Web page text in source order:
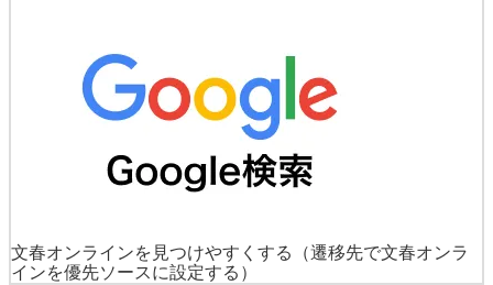
文春オンラインを見つけやすくする
（遷移先で文春オンラ
インを優先ソースに設定する）